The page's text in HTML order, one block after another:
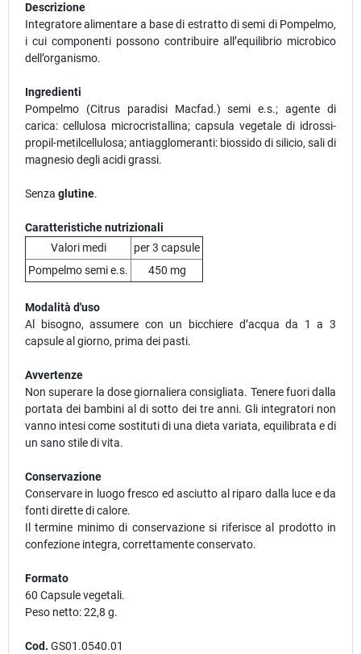
Descrizione
Integratore alimentare a base di estratto di semi di Pompelmo,
i cui componenti possono contribuire all’equilibrio microbico
dell’organismo.
Ingredienti
Pompelmo (Citrus paradisi Macfad.) semi e.s.; agente di
carica: cellulosa microcristallina; capsula vegetale di idrossi-
propil-metilcellulosa; antiagglomeranti: biossido di silicio, sali di
magnesio degli acidi grassi.
Senza glutine.
Caratteristiche nutrizionali
Valori medi
per 3 capsule
Pompelmo semi e.s.
450 mg
Modalità d'uso
Al bisogno, assumere con un bicchiere d’acqua da 1 a 3
capsule al giorno, prima dei pasti.
Avvertenze
Non superare la dose giornaliera consigliata. Tenere fuori dalla
portata dei bambini al di sotto dei tre anni. Gli integratori non
vanno intesi come sostituti di una dieta variata, equilibrata e di
un sano stile di vita.
Conservazione
Conservare in luogo fresco ed asciutto al riparo dalla luce e da
fonti dirette di calore.
Il termine minimo di conservazione si riferisce al prodotto in
confezione integra, correttamente conservato.
Formato
60 Capsule vegetali.
Peso netto: 22,8 g.
Cod. GS01.0540.01